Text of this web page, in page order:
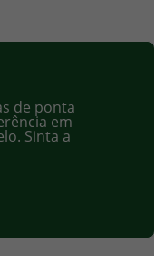
de ponta
em
Sinta a